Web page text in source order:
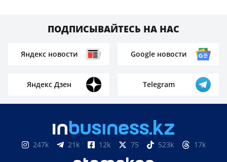
ПОДПИСЫВАЙТЕСЬ НА НАС
Яндекс новости Google новости
Яндекс Дзен Telegram
247k 21k 12k 75 523k 17k